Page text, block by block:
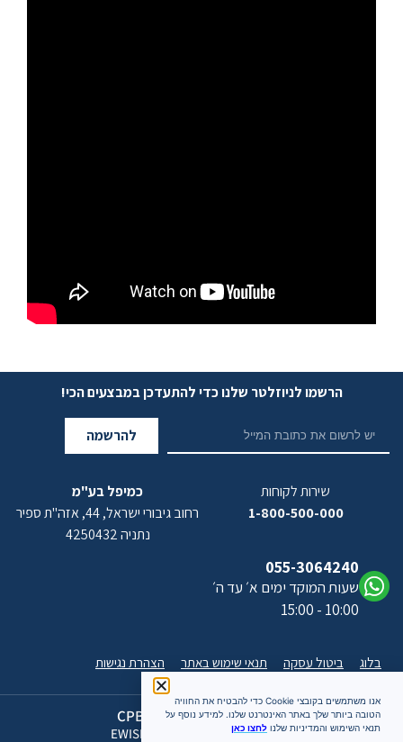
הרשמו לניוזלטר שלנו כדי להתעדכן במבצעים הכי!
להרשמה
שירות לקוחות
1-800-500-000
055-3064240
שעות המוקד ימים א׳ עד ה׳
10:00 - 15:00
כמיפל בע"מ
רחוב גיבורי ישראל, 44, אזה"ת ספיר
נתניה 4250432
בלוג ביטול עסקה תנאי שימוש באתר הצהרת נגישות
כל הזכויות שמורות 2026 CPB
האתר מעוצב ומתוחזק על ידי EWISE
אנו משתמשים בקובצי Cookie כדי להבטיח את החוויה
הטובה ביותר שלך באתר האינטרנט שלנו. למידע נוסף על
תנאי השימוש והמדיניות שלנו לחצו כאן